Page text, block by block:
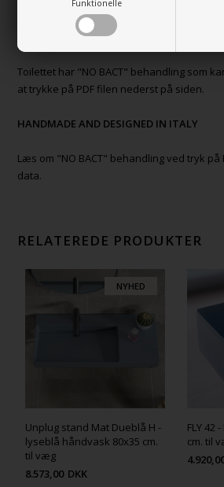
Funktionelle
Vær også opmærksom på at der kan være
sæde og toilet som der ses på billedet.
Toilettet har "NO BACT" behandling som
at trykke på PDF filen nederst på siden.
HANDMADE AND DESIGNED IN ITALY
Læs om "NO BACT" behandling ved tryk på
data.
RELATEREDE PRODUKTER
NYHED
Unplug stand Mat Dueblå H -
lyseblå håndvask 80x35 cm.
til væg
8.573,00 DKK
FLY 42
cm. til